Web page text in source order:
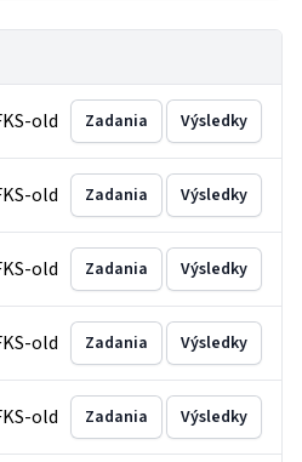
old Zadania Výsledky
old Zadania Výsledky
old Zadania Výsledky
old Zadania Výsledky
old Zadania Výsledky